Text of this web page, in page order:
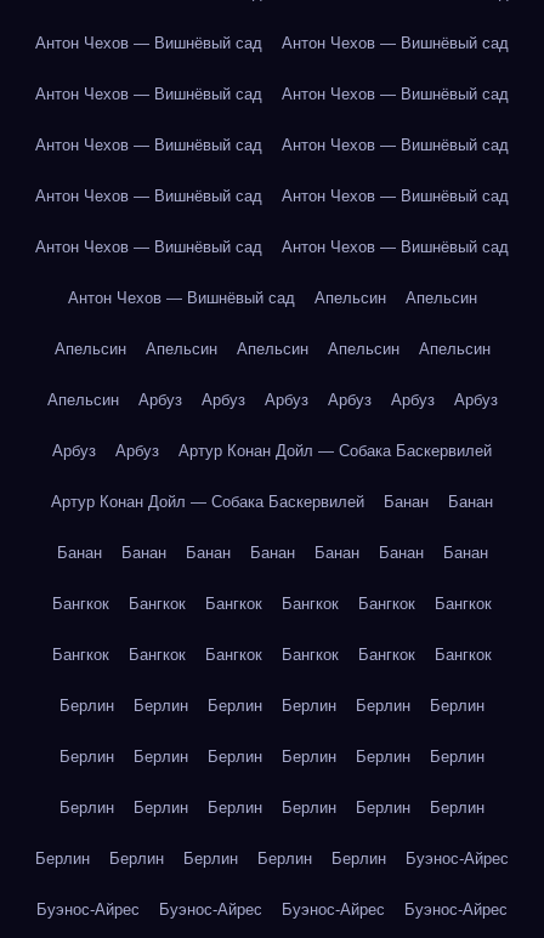
Антон Чехов — Вишнёвый сад Антон Чехов — Вишнёвый сад
Антон Чехов — Вишнёвый сад Антон Чехов — Вишнёвый сад
Антон Чехов — Вишнёвый сад Антон Чехов — Вишнёвый сад
Антон Чехов — Вишнёвый сад Антон Чехов — Вишнёвый сад
Антон Чехов — Вишнёвый сад Антон Чехов — Вишнёвый сад
Антон Чехов — Вишнёвый сад Апельсин Апельсин
Апельсин Апельсин Апельсин Апельсин Апельсин
Апельсин Арбуз Арбуз Арбуз Арбуз Арбуз Арбуз
Арбуз Арбуз Артур Конан Дойл — Собака Баскервилей
Артур Конан Дойл — Собака Баскервилей Банан Банан
Банан Банан Банан Банан Банан Банан Банан
Бангкок Бангкок Бангкок Бангкок Бангкок Бангкок
Бангкок Бангкок Бангкок Бангкок Бангкок Бангкок
Берлин Берлин Берлин Берлин Берлин Берлин
Берлин Берлин Берлин Берлин Берлин Берлин
Берлин Берлин Берлин Берлин Берлин Берлин
Берлин Берлин Берлин Берлин Берлин Буэнос-Айрес
Буэнос-Айрес Буэнос-Айрес Буэнос-Айрес Буэнос-Айрес